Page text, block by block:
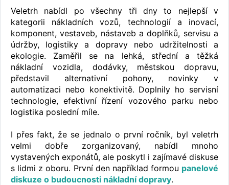
Veletrh nabídl po všechny tři dny to nejlepší v
kategorii nákladních vozů, technologií a inovací,
komponent, vestaveb, nástaveb a doplňků, servisu a
údržby, logistiky a dopravy nebo udržitelnosti a
ekologie. Zaměřil se na lehká, střední a těžká
nákladní vozidla, dodávky, městskou dopravu,
představil alternativní pohony, novinky v
automatizaci nebo konektivitě. Doplnily ho servisní
technologie, efektivní řízení vozového parku nebo
logistika poslední míle.
I přes fakt, že se jednalo o první ročník, byl veletrh
velmi dobře zorganizovaný, nabídl mnoho
vystavených exponátů, ale poskytl i zajímavé diskuse
s lidmi z oboru. První den například formou panelové
diskuze o budoucnosti nákladní dopravy.